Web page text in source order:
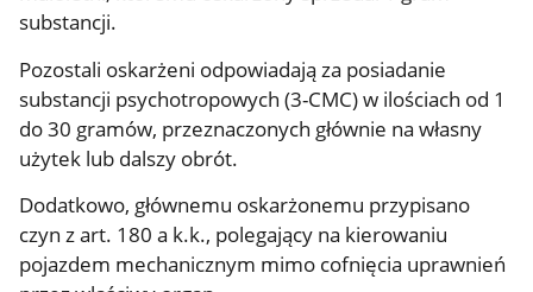
substancji.
Pozostali oskarżeni odpowiadają za posiadanie
substancji psychotropowych (3-CMC) w ilościach od 1
do 30 gramów, przeznaczonych głównie na własny
użytek lub dalszy obrót.
Dodatkowo, głównemu oskarżonemu przypisano
czyn z art. 180 a k.k., polegający na kierowaniu
pojazdem mechanicznym mimo cofnięcia uprawnień